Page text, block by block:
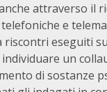
attraverso il
e
riscontri eseguiti
un
di sostanze